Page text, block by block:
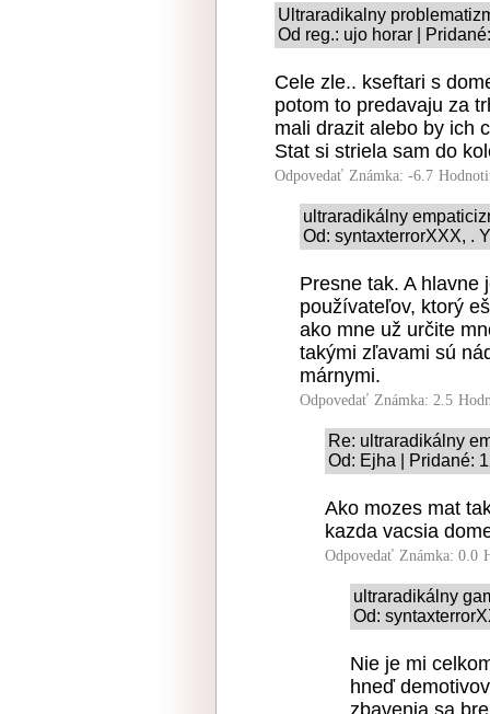
Ultraradikalny
Od reg.: ujo horar |
Cele zle.. kseftari s
potom to predavaju za
mali drazit alebo by ich
Stat si striela sam do
Odpovedať Známka: -6.7
ultraradikálny
Od: syntaxterrorXXX, .
Presne tak. A hlavne
používateľov, ktorý
ako mne už určite
takými zľavami sú
márnymi.
Odpovedať Známka: 2.5
Re: ultraradikálny
Od: Ejha | Pridané:
Ako mozes mat
kazda vacsia
Odpovedať Známka: 0.0
ultraradikálny
Od:
Nie je mi
hneď
zbavenia sa